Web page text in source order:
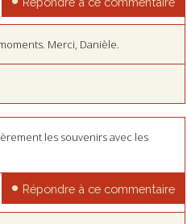
Merci, Danièle.
les souvenirs avec les
Répondre à ce commentaire